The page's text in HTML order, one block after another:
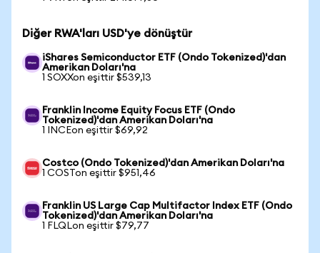
Diğer RWA'ları USD'ye dönüştür
iShares Semiconductor ETF (Ondo Tokenized)'dan
Amerikan Doları'na
1 SOXXon eşittir $539,13
Franklin Income Equity Focus ETF (Ondo
Tokenized)'dan Amerikan Doları'na
1 INCEon eşittir $69,92
Costco (Ondo Tokenized)'dan Amerikan Doları'na
1 COSTon eşittir $951,46
Franklin US Large Cap Multifactor Index ETF (Ondo
Tokenized)'dan Amerikan Doları'na
1 FLQLon eşittir $79,77